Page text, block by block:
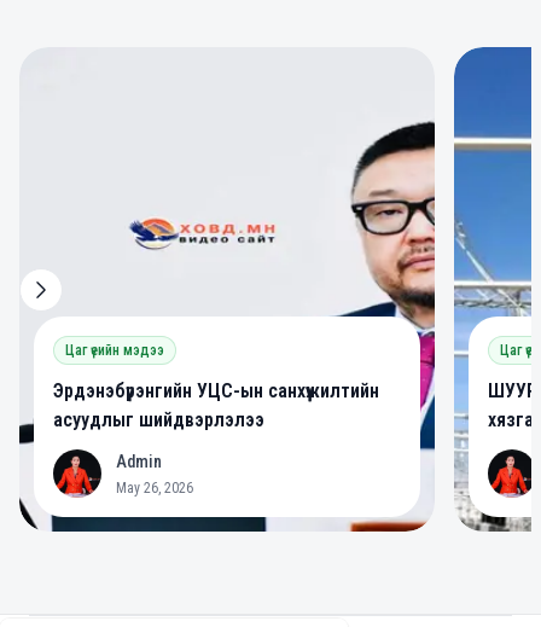
Цаг үеийн мэдээ
Эрдэнэбүрэнгийн УЦС-ын санхүүжилтийн
асуудлыг шийдвэрлэлээ
A Admin
May 26, 2026
Цаг
A